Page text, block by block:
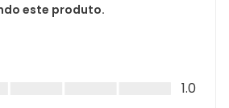
este produto.
1.0